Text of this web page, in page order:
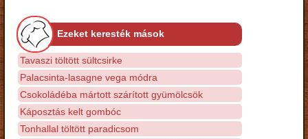
Ezeket keresték mások
Tavaszi töltött sültcsirke
Palacsinta-lasagne vega módra
Csokoládéba mártott szárított gyümölcsök
Káposztás kelt gombóc
Tonhallal töltött paradicsom